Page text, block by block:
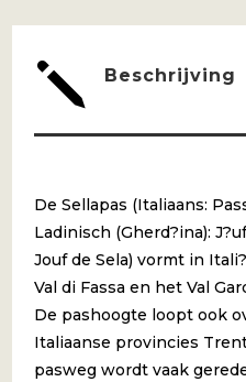
GARDENA
j Beschrijving
De Sellapas (Italiaans:
Ladinisch (Gherd?ina):
Jouf de Sela) vormt in
Val di Fassa en het Val
De pashoogte loopt ook
Italiaanse provincies
pasweg wordt vaak